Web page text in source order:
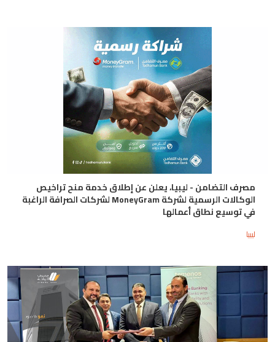
مصرف التضامن - ليبيا، يعلن عن إطلاق خدمة منح تراخيص
الوكالات الرسمية لشركة MoneyGram لشركات الصرافة الراغبة
في توسيع نطاق أعمالها
ليبيا